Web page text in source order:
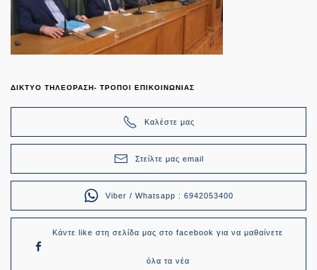
ΔΙΚΤΥΟ ΤΗΛΕΟΡΑΣΗ- ΤΡΟΠΟΙ ΕΠΙΚΟΙΝΩΝΙΑΣ
Καλέστε μας
Στείλτε μας email
Viber / Whatsapp : 6942053400
Κάντε like στη σελίδα μας στο facebook για να μαθαίνετε
όλα τα νέα